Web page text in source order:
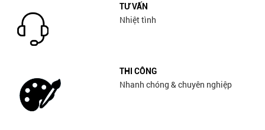
TƯ VẤN
Nhiệt tình
THI CÔNG
Nhanh chóng & chuyên nghiệp